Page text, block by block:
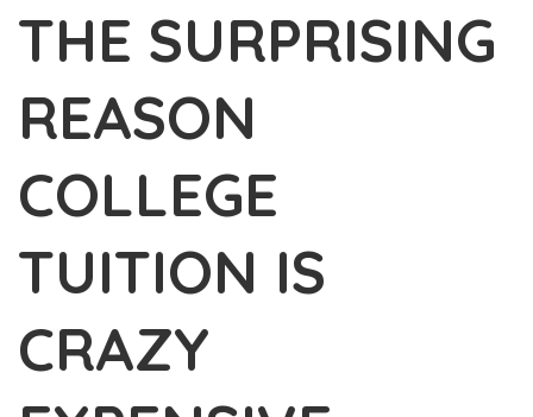
THE SURPRISING
REASON
COLLEGE
TUITION IS
CRAZY